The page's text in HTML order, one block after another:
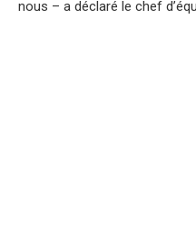
nous – a déclaré le chef